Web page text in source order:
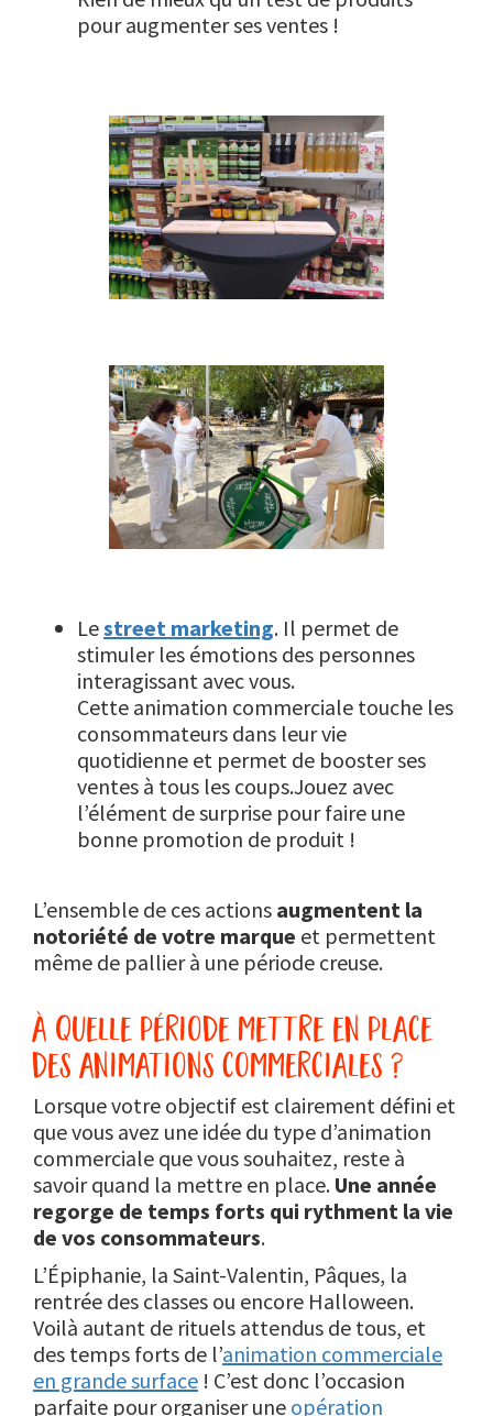
pour augmenter ses ventes !
Lestreet marketing. Il permet de
stimuler les émotions des personnes
interagissant avec vous.
Cette animation commerciale touche les
consommateurs dans leur vie
quotidienne et permet de booster ses
ventes à tous les coups.Jouez avec
l’élément de surprise pour faire une
bonne promotion de produit !
L’ensemble de ces actions augmentent la
notoriété de votre marque et permettent
même de pallier à une période creuse.
à quelle période mettre en place
des animations commerciales ?
Lorsque votre objectif est clairement défini et
que vous avez une idée du type d’animation
commerciale que vous souhaitez, reste à
savoir quand la mettre en place. Une année
regorge de temps forts qui rythment la vie
de vos consommateurs.
L’Épiphanie, la Saint-Valentin, Pâques, la
rentrée des classes ou encore Halloween.
Voilà autant de rituels attendus de tous, et
des temps forts de l’animation commerciale
en grande surface ! C’est donc l’occasion
parfaite pour organiser une opération